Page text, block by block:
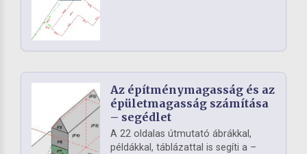
Az építménymagasság és az
épületmagasság számítása
– segédlet
A 22 oldalas útmutató ábrákkal,
példákkal, táblázattal is segíti a –